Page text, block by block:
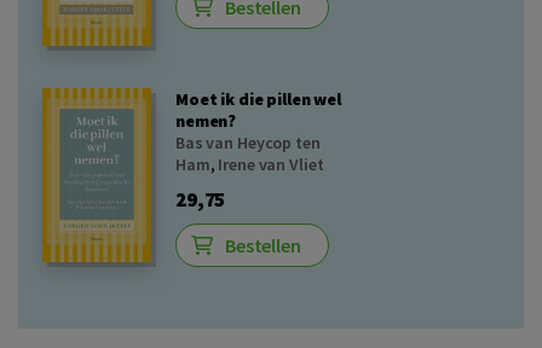
Bestellen
Moet ik die pillen wel
nemen?
Bas van Heycop ten
Ham, Irene van Vliet
29,75
Bestellen